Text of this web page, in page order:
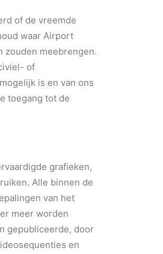
of de vreemde
waar Airport
zouden meebrengen.
of
is en van ons
toegang tot de
grafieken,
Alle binnen de
van het
meer worden
gepubliceerde, door
en